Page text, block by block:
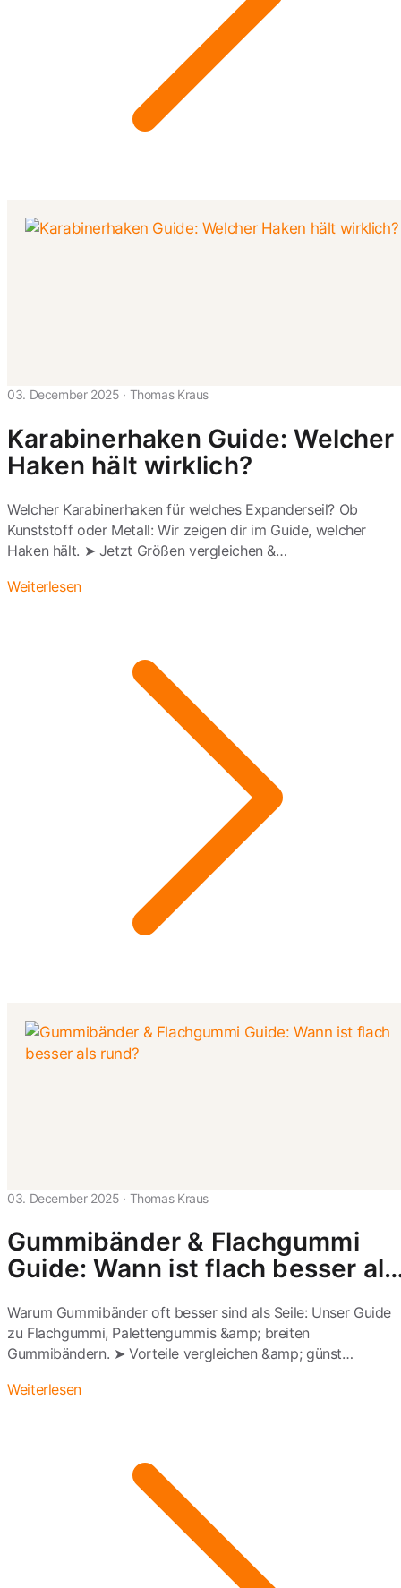
03. December 2025 · Thomas Kraus
Karabinerhaken Guide: Welcher
Haken hält wirklich?
Welcher Karabinerhaken für welches Expanderseil? Ob
Kunststoff oder Metall: Wir zeigen dir im Guide, welcher
Haken hält. ➤ Jetzt Größen vergleichen &…
Weiterlesen
03. December 2025 · Thomas Kraus
Gummibänder & Flachgummi
Guide: Wann ist flach besser als
Warum Gummibänder oft besser sind als Seile: Unser Guide
zu Flachgummi, Palettengummis &amp; breiten
Gummibändern. ➤ Vorteile vergleichen &amp; günst…
Weiterlesen